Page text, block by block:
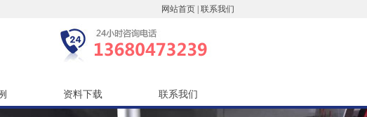
网站首页| 联系我们
资料下载 联系我们